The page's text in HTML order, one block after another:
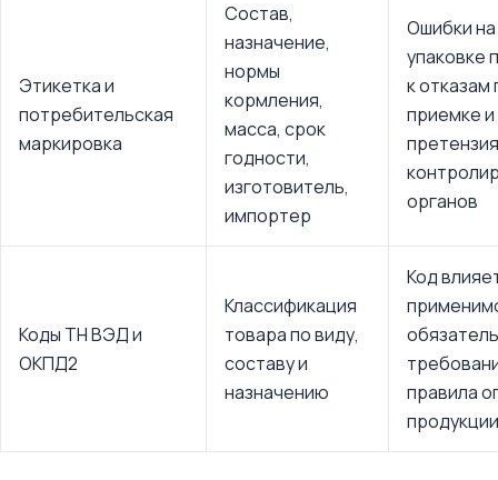
Этикетка и
потребительская
маркировка
Состав,
назначение,
нормы
кормления,
масса, срок
годности,
изготовитель,
импортер
Ошибки на
упаковке
к отказам
приемке и
органов
Коды ТН ВЭД и
ОКПД2
Классификация
товара по виду,
составу и
назначению
Код
правила
продукции